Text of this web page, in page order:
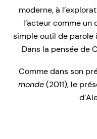
moderne, à
l’acteur comme un
simple outil de parole
Dans la pensée de
Comme dans son
monde(2011), le